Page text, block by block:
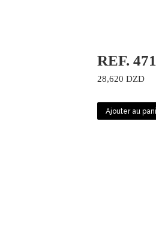
REF.
28,620 DZD
Ajouter au